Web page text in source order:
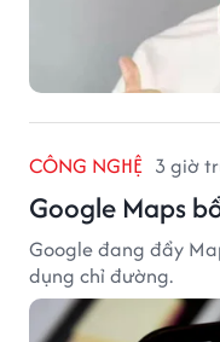
CÔNG NGHỆ 3 giờ
Google Maps
Google đang đẩy
dụng chỉ đường.